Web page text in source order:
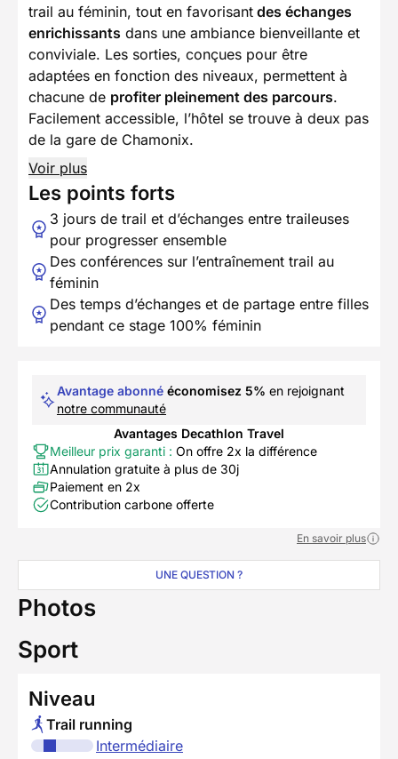
trail au féminin, tout en favorisant des échanges
enrichissants dans une ambiance bienveillante et
conviviale. Les sorties, conçues pour être
adaptées en fonction des niveaux, permettent à
chacune de profiter pleinement des parcours.
Facilement accessible, l’hôtel se trouve à deux pas
de la gare de Chamonix.
Voir plus
Les points forts
3 jours de trail et d’échanges entre traileuses
pour progresser ensemble
Des conférences sur l’entraînement trail au
féminin
Des temps d’échanges et de partage entre filles
pendant ce stage 100% féminin
Avantage abonné économisez 5% en rejoignant
notre communauté
Avantages Decathlon Travel
Meilleur prix garanti : On offre 2x la différence
Annulation gratuite à plus de 30j
Paiement en 2x
Contribution carbone offerte
En savoir plus
UNE QUESTION ?
Photos
Sport
Niveau
Trail running
Intermédiaire